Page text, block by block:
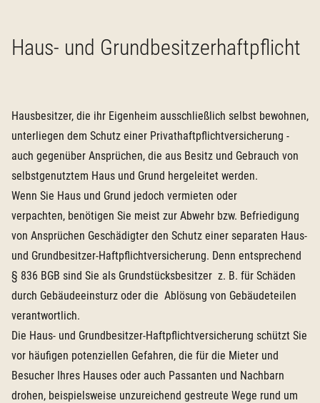
Haus- und Grundbesitzerhaftpflicht
Hausbesitzer, die ihr Eigenheim ausschließlich selbst bewohnen,
unterliegen dem Schutz einer Privathaftpflichtversicherung -
auch gegenüber Ansprüchen, die aus Besitz und Gebrauch von
selbstgenutztem Haus und Grund hergeleitet werden.
Wenn Sie Haus und Grund jedoch vermieten oder
verpachten, benötigen Sie meist zur Abwehr bzw. Befriedigung
von Ansprüchen Geschädigter den Schutz einer separaten Haus-
und Grundbesitzer-Haftpflichtversicherung. Denn entsprechend
§ 836 BGB sind Sie als Grundstücksbesitzer z. B. für Schäden
durch Gebäudeeinsturz oder die Ablösung von Gebäudeteilen
verantwortlich.
Die Haus- und Grundbesitzer-Haftpflichtversicherung schützt Sie
vor häufigen potenziellen Gefahren, die für die Mieter und
Besucher Ihres Hauses oder auch Passanten und Nachbarn
drohen, beispielsweise unzureichend gestreute Wege rund um